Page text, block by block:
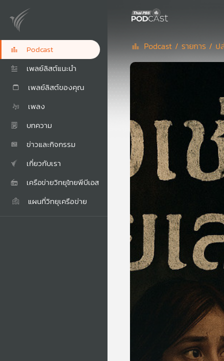
Podcast
เพลย์ลิสต์แนะนำ
เพลย์ลิสต์ของคุณ
เพลง
บทความ
ข่าวและกิจกรรม
เกี่ยวกับเรา
เครือข่ายวิทยุไทยพีบีเอส
แผนที่วิทยุเครือข่าย
Podcast / รายการ / ป